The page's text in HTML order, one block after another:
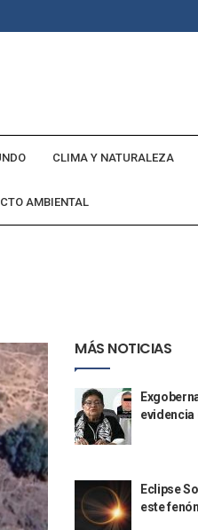
CLIMA Y NATURALEZA
AMBIENTAL
MÁS NOTICIAS
evidencia
Eclipse
este